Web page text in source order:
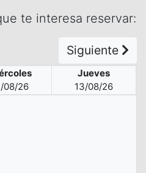
te interesa reservar:
Siguiente
08/26
Jueves
13/08/26